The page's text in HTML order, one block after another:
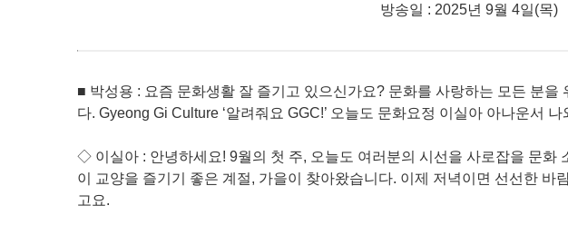
방송일 : 2025년 9월 4일(목)
■ 박성용 : 요즘 문화생활 잘 즐기고 있으신가요? 문화를 사랑하는 모든 분을
다. Gyeong Gi Culture ‘알려줘요 GGC!’ 오늘도 문화요정 이실아 아나운서 나
◇ 이실아 : 안녕하세요! 9월의 첫 주, 오늘도 여러분의 시선을 사로잡을 문화
이 교양을 즐기기 좋은 계절, 가을이 찾아왔습니다. 이제 저녁이면 선선한 바
고요.